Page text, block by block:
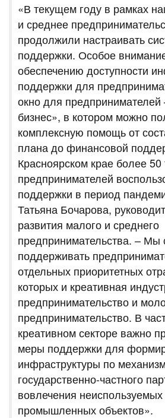
«В текущем году в рамках
и среднее
продолжили настраивать
поддержки. Особое
обеспечению доступности
поддержки для
окно для
бизнес», в котором можно
комплексную помощь от
плана до финансовой
Красноярском крае более 50
предпринимателей
поддержки в период
Татьяна Бочарова,
развития малого и среднего
предпринимательства. –
поддерживать
отдельных приоритетных
которых и креативная
предпринимательство и
предпринимательство. В
креативном секторе важно
меры поддержки для
инфраструктуры по
государственно-частного
вовлечения неиспользуемых
промышленных объектов».